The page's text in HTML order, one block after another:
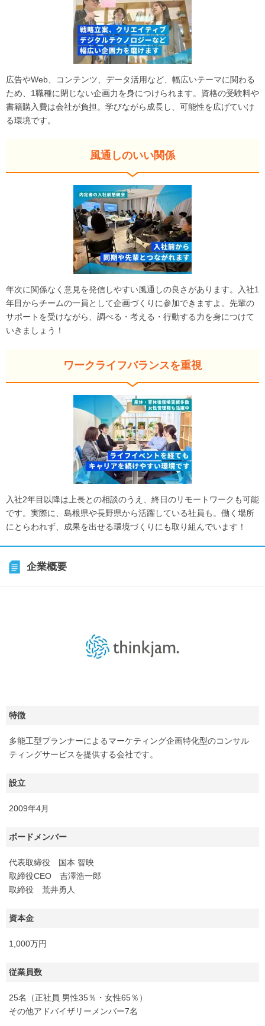
広告やWeb、コンテンツ、データ活用など、幅広いテーマに関わる
ため、1職種に閉じない企画力を身につけられます。資格の受験料や
書籍購入費は会社が負担。学びながら成長し、可能性を広げていけ
る環境です。
風通しのいい関係
年次に関係なく意見を発信しやすい風通しの良さがあります。入社1
年目からチームの一員として企画づくりに参加できますよ。先輩の
サポートを受けながら、調べる・考える・行動する力を身につけて
いきましょう！
ワークライフバランスを重視
入社2年目以降は上長との相談のうえ、終日のリモートワークも可能
です。実際に、島根県や長野県から活躍している社員も。働く場所
にとらわれず、成果を出せる環境づくりにも取り組んでいます！
企業概要
特徴
多能工型プランナーによるマーケティング企画特化型のコンサル
ティングサービスを提供する会社です。
設立
2009年4月
ボードメンバー
代表取締役 国本 智映
取締役CEO 吉澤浩一郎
取締役 荒井勇人
資本金
1,000万円
従業員数
25名（正社員 男性35％・女性65％）
その他アドバイザリーメンバー7名